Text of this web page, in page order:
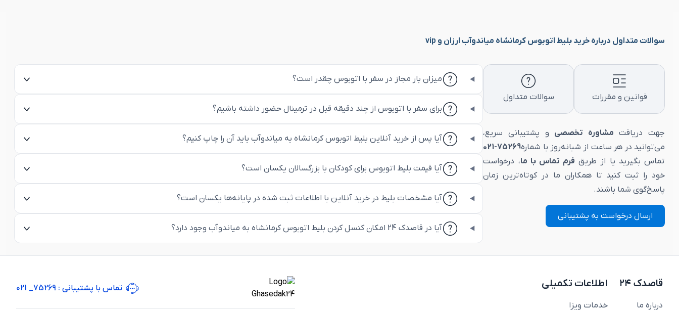
سوالات متداول درباره خرید بلیط اتوبوس کرمانشاه میاندوآب ارزان و vip
قوانین و مقررات سوالات متداول
جهت دریافت مشاوره تخصصی و پشتیبانی سریع،
می‌توانید در هر ساعت از شبانه‌روز با شماره75269-021
تماس بگیرید یا از طریق فرم تماس با ما، درخواست
خود را ثبت کنید تا همکاران ما در کوتاه‌ترین زمان
پاسخ‌گوی شما باشند.
ارسال درخواست به پشتیبانی
میزان بار مجاز در سفر با اتوبوس چقدر است؟
برای سفر با اتوبوس از چند دقیقه قبل در ترمینال حضور داشته باشیم؟
آیا پس از خرید آنلاین بلیط اتوبوس کرمانشاه به میاندوآب باید آن را چاپ کنیم؟
آیا قیمت بلیط اتوبوس برای کودکان با بزرگسالان یکسان است؟
آیا مشخصات بلیط در خرید آنلاین با اطلاعات ثبت شده در پایانه‌ها یکسان است؟
آیا در قاصدک 24 امکان کنسل کردن بلیط اتوبوس کرمانشاه به میاندوآب وجود دارد؟
قاصدک ۲۴
درباره ما
اطلاعات تکمیلی
خدمات ویزا
تماس با پشتیبانی : 75269_ 021